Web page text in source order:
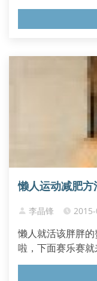
法，一起来看下吧
懒人运动减肥
李晶锋
懒人就活该胖胖
啦，下面赛乐赛
法，赶紧来学习下